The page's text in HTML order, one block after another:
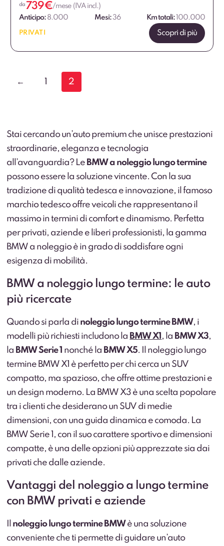
da 739€/mese (IVA incl.)
Anticipo: 8.000 Mesi:36 Km totali: 100.000
PRIVATI Scopri di più
← 1 2
Stai cercando un’auto premium che unisce prestazioni
straordinarie, eleganza e tecnologia
all’avanguardia? Le BMW a noleggio lungo termine
possono essere la soluzione vincente. Con la sua
tradizione di qualità tedesca e innovazione, il famoso
marchio tedesco offre veicoli che rappresentano il
massimo in termini di comfort e dinamismo. Perfetta
per privati, aziende e liberi professionisti, la gamma
BMW a noleggio è in grado di soddisfare ogni
esigenza di mobilità.
BMW a noleggio lungo termine: le auto
più ricercate
Quando si parla di noleggio lungo termine BMW, i
modelli più richiesti includono la BMW X1 , la BMW X3,
la BMW Serie 1 nonché la BMW X5. Il noleggio lungo
termine BMW X1 è perfetto per chi cerca un SUV
compatto, ma spazioso, che offre ottime prestazioni e
un design moderno. La BMW X3 è una scelta popolare
tra i clienti che desiderano un SUV di medie
dimensioni, con una guida dinamica e comoda. La
BMW Serie 1, con il suo carattere sportivo e dimensioni
compatte, è una delle opzioni più apprezzate sia dai
privati che dalle aziende.
Vantaggi del noleggio a lungo termine
con BMW privati e aziende
noleggio lungo termine BMWè una soluzione
conveniente che ti permette di guidare un’auto